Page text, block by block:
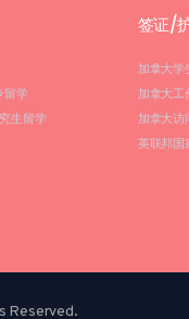
留学
生留学
签证/
加拿大学
加拿大工
加拿大访
英联邦国
Reserved.